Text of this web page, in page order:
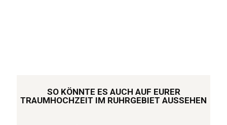
SO KÖNNTE ES AUCH AUF EURER
TRAUMHOCHZEIT IM RUHRGEBIET AUSSEHEN